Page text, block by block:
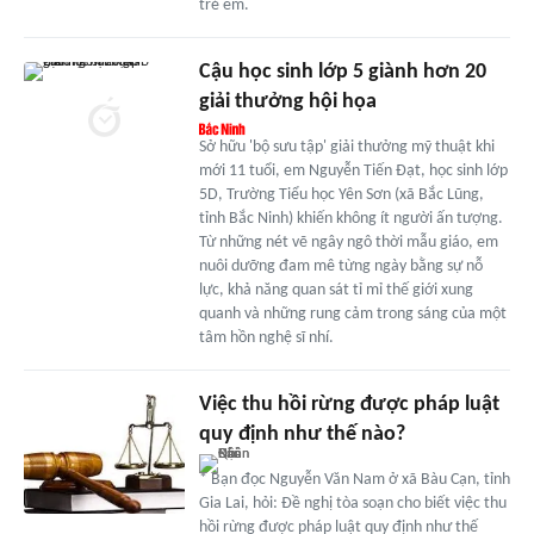
trẻ em.
Cậu học sinh lớp 5 giành hơn 20
giải thưởng hội họa
Sở hữu 'bộ sưu tập' giải thưởng mỹ thuật khi
mới 11 tuổi, em Nguyễn Tiến Đạt, học sinh lớp
5D, Trường Tiểu học Yên Sơn (xã Bắc Lũng,
tỉnh Bắc Ninh) khiến không ít người ấn tượng.
Từ những nét vẽ ngây ngô thời mẫu giáo, em
nuôi dưỡng đam mê từng ngày bằng sự nỗ
lực, khả năng quan sát tỉ mỉ thế giới xung
quanh và những rung cảm trong sáng của một
tâm hồn nghệ sĩ nhí.
Việc thu hồi rừng được pháp luật
quy định như thế nào?
* Bạn đọc Nguyễn Văn Nam ở xã Bàu Cạn, tỉnh
Gia Lai, hỏi: Đề nghị tòa soạn cho biết việc thu
hồi rừng được pháp luật quy định như thế